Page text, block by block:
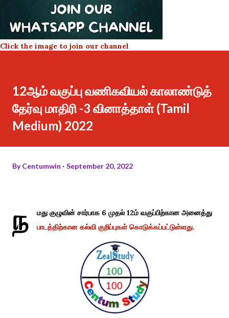
Click the image to join our channel
12ஆம் வகுப்பு வணிகவியல் காலாண்டுத்
தேர்வு மாதிரி -3 வினாத்தாள் (Tamil
Medium) 2022
ByCentumwin September 20, 2022
ந
மது குழுவின் சார்பாக 6 முதல் 12ம் வகுப்பிற்கான அனைத்து
பாடத்திற்கான கல்வி குறிப்புகள் கொடுக்கப்பட்டுள்ளது.